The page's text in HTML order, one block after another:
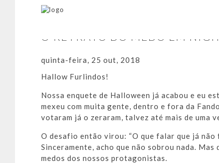
O RETRATO DO MEDO EM
quinta-feira, 25 out, 2018
Hallow Furlindos!
Nossa enquete de Halloween já acabou e eu
mexeu com muita gente, dentro e fora da
votaram já o zeraram, talvez até mais de uma
O desafio então virou: “O que falar que já não
Sinceramente, acho que não sobrou nada.
medos dos nossos protagonistas.